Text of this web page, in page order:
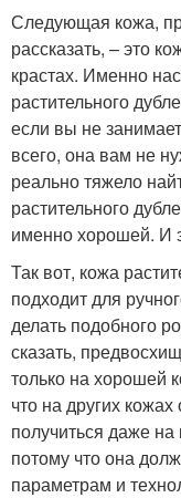
Следующая кожа,
рассказать, – это
крастах. Именно
растительного
если вы не
всего, она вам не
реально тяжело
растительного
именно хорошей. И
Так вот, кожа
подходит для
делать подобного
сказать,
только на хорошей
что на других
получиться даже на
потому что она
параметрам и